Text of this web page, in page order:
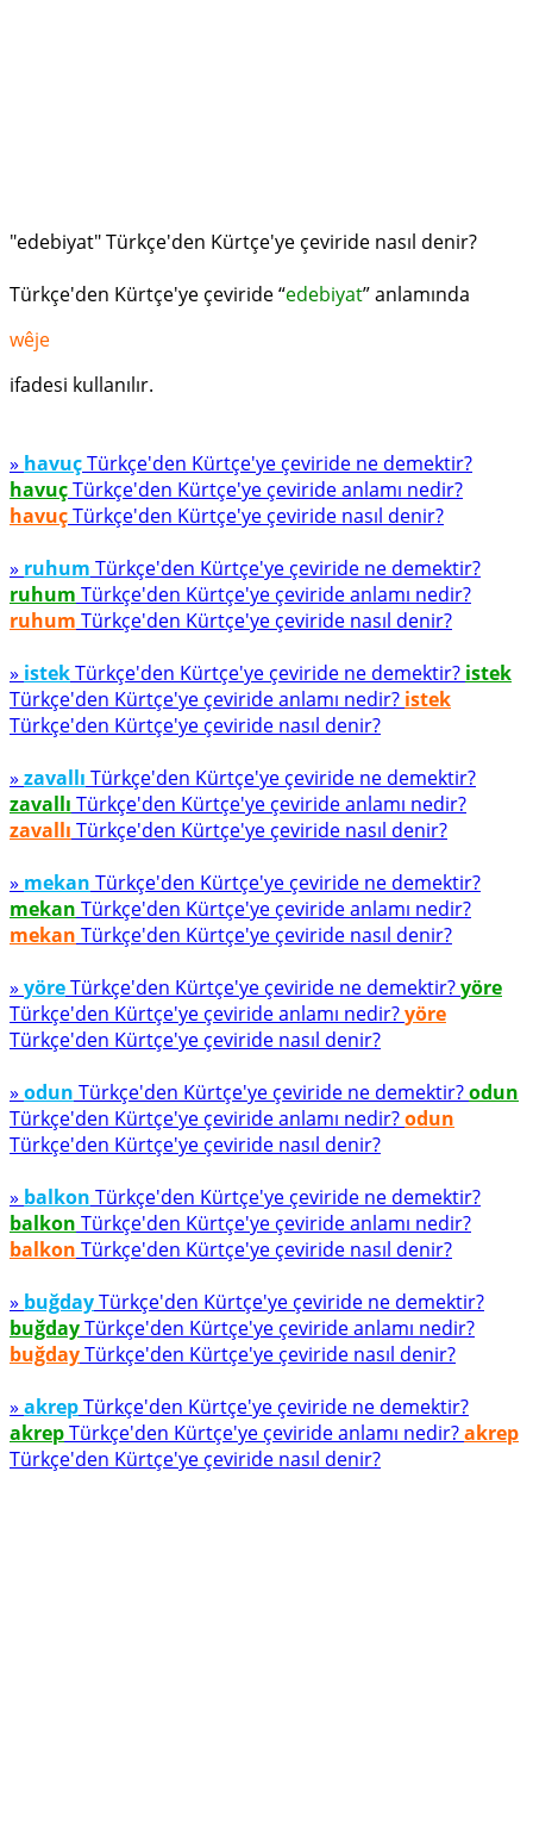
"edebiyat" Türkçe'den Kürtçe'ye çeviride nasıl denir?
Türkçe'den Kürtçe'ye çeviride “edebiyat” anlamında
wêje
ifadesi kullanılır.
» havuçTürkçe'den Kürtçe'ye çeviride ne demektir?
havuçTürkçe'den Kürtçe'ye çeviride anlamı nedir?
havuçTürkçe'den Kürtçe'ye çeviride nasıl denir?
» ruhum Türkçe'den Kürtçe'ye çeviride ne demektir?
ruhum Türkçe'den Kürtçe'ye çeviride anlamı nedir?
ruhum Türkçe'den Kürtçe'ye çeviride nasıl denir?
» istekTürkçe'den Kürtçe'ye çeviride ne demektir? istek
Türkçe'den Kürtçe'ye çeviride anlamı nedir? istek
Türkçe'den Kürtçe'ye çeviride nasıl denir?
» zavallı Türkçe'den Kürtçe'ye çeviride ne demektir?
zavallı Türkçe'den Kürtçe'ye çeviride anlamı nedir?
zavallı Türkçe'den Kürtçe'ye çeviride nasıl denir?
» mekan Türkçe'den Kürtçe'ye çeviride ne demektir?
mekan Türkçe'den Kürtçe'ye çeviride anlamı nedir?
mekan Türkçe'den Kürtçe'ye çeviride nasıl denir?
» yöreTürkçe'den Kürtçe'ye çeviride ne demektir?yöre
Türkçe'den Kürtçe'ye çeviride anlamı nedir?yöre
Türkçe'den Kürtçe'ye çeviride nasıl denir?
» odun Türkçe'den Kürtçe'ye çeviride ne demektir?odun
Türkçe'den Kürtçe'ye çeviride anlamı nedir?odun
Türkçe'den Kürtçe'ye çeviride nasıl denir?
» balkon Türkçe'den Kürtçe'ye çeviride ne demektir?
balkon Türkçe'den Kürtçe'ye çeviride anlamı nedir?
balkon Türkçe'den Kürtçe'ye çeviride nasıl denir?
» buğdayTürkçe'den Kürtçe'ye çeviride ne demektir?
buğdayTürkçe'den Kürtçe'ye çeviride anlamı nedir?
buğdayTürkçe'den Kürtçe'ye çeviride nasıl denir?
» akrepTürkçe'den Kürtçe'ye çeviride ne demektir?
akrepTürkçe'den Kürtçe'ye çeviride anlamı nedir?akrep
Türkçe'den Kürtçe'ye çeviride nasıl denir?